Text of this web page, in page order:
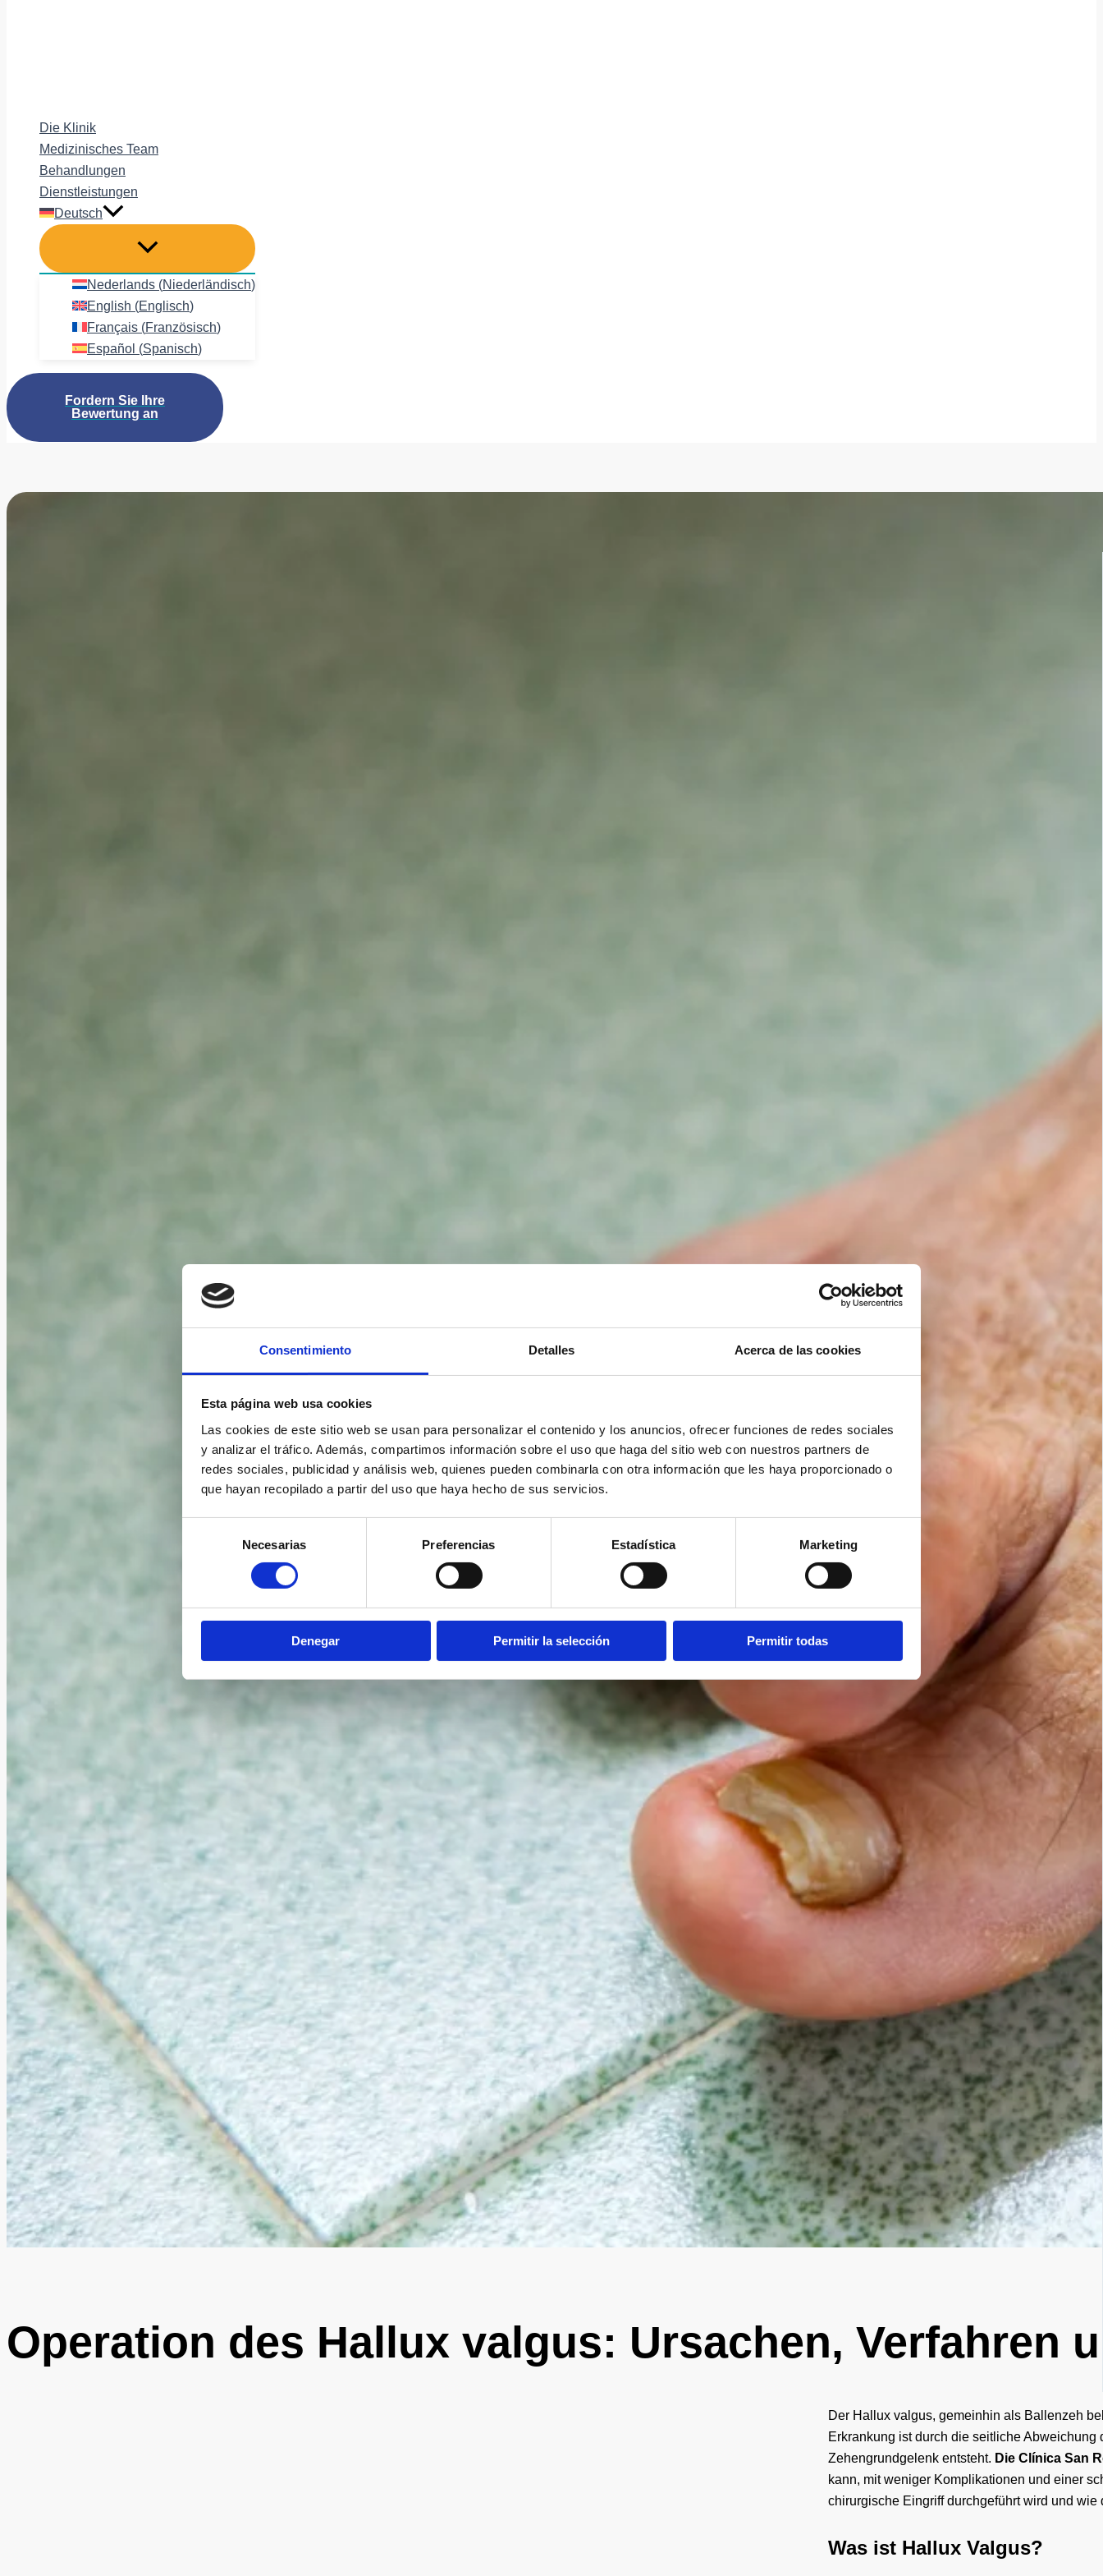
Consentimiento Detalles Acerca de las cookies
Esta página web usa cookies
Las cookies de este sitio web se usan para personalizar el contenido y los anuncios, ofrecer funciones de redes sociales
y analizar el tráfico. Además, compartimos información sobre el uso que haga del sitio web con nuestros partners de
redes sociales, publicidad y análisis web, quienes pueden combinarla con otra información que les haya proporcionado o
que hayan recopilado a partir del uso que haya hecho de sus servicios.
consentimiento
Necesarias Preferencias Estadística Marketing
Denegar Permitir la selección Permitir todas
Die Klinik
Medizinisches Team
Behandlungen
Dienstleistungen
Deutsch
Nederlands (Niederländisch)
English (Englisch)
Français (Französisch)
Español (Spanisch)
Fordern Sie Ihre
Bewertung an
Operation des Hallux valgus: Ursachen, Verfahren
Der Hallux valgus, gemeinhin als Ballenzeh
Erkrankung ist durch die seitliche
Zehengrundgelenk entsteht. Die Clínica San
kann, mit weniger Komplikationen und einer
chirurgische Eingriff durchgeführt wird und
Was ist Hallux Valgus?